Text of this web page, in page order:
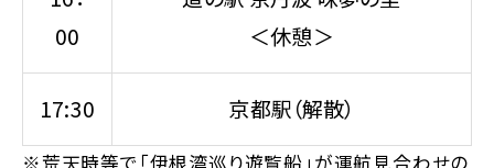
00
＜休憩＞
17:30 京都駅（解散）
※荒天時等で「伊根湾巡り遊覧船」が運航見合わせの